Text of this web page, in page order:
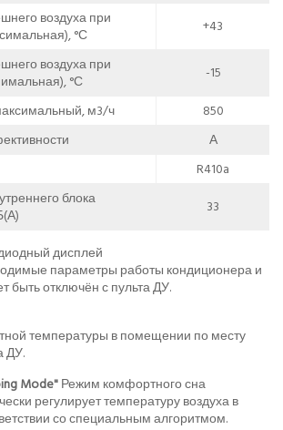
воздуха при
°С
+43
воздуха при
°С
-15
м3/ч
850
А
R410a
блока
33
дисплей
параметры работы кондиционера и
быть отключён с пульта ДУ.
температуры в помещении по месту
ДУ.
Mode"Режим комфортного сна
регулирует температуру воздуха в
со специальным алгоритмом.